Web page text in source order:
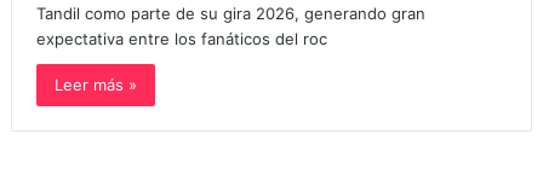
Tandil como parte de su gira 2026, generando gran
expectativa entre los fanáticos del roc
Leer más »